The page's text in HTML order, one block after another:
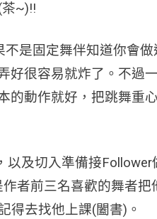
~)!!
是固定舞伴知道你會
好很容易就炸了。不過
的動作就好，把跳舞重
以及切入準備接Follower
者前三名喜歡的舞者把
得去找他上課(闔書)。